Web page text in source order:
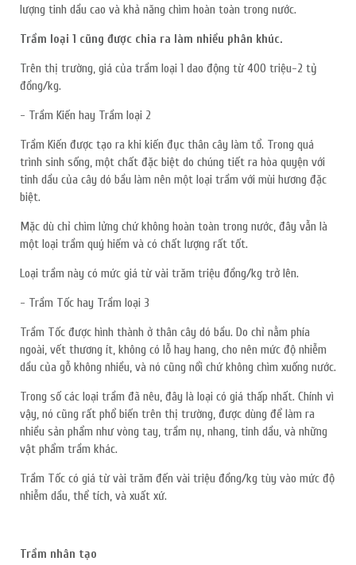
lượng tinh dầu cao và khả năng chìm hoàn toàn trong nước.
Trầm loại 1 cũng được chia ra làm nhiều phân khúc.
Trên thị trường, giá của trầm loại 1 dao động từ 400 triệu-2 tỷ
đồng/kg.
- Trầm Kiến hay Trầm loại 2
Trầm Kiến được tạo ra khi kiến đục thân cây làm tổ. Trong quá
trình sinh sống, một chất đặc biệt do chúng tiết ra hòa quyện với
tinh dầu của cây dó bầu làm nên một loại trầm với mùi hương đặc
biệt.
Mặc dù chỉ chìm lửng chứ không hoàn toàn trong nước, đây vẫn là
một loại trầm quý hiếm và có chất lượng rất tốt.
Loại trầm này có mức giá từ vài trăm triệu đồng/kg trở lên.
- Trầm Tốc hay Trầm loại 3
Trầm Tốc được hình thành ở thân cây dó bầu. Do chỉ nằm phía
ngoài, vết thương ít, không có lỗ hay hang, cho nên mức độ nhiễm
dầu của gỗ không nhiều, và nó cũng nổi chứ không chìm xuống nước.
Trong số các loại trầm đã nêu, đây là loại có giá thấp nhất. Chính vì
vậy, nó cũng rất phổ biến trên thị trường, được dùng để làm ra
nhiều sản phẩm như vòng tay, trầm nụ, nhang, tinh dầu, và những
vật phẩm trầm khác.
Trầm Tốc có giá từ vài trăm đến vài triệu đồng/kg tùy vào mức độ
nhiễm dầu, thể tích, và xuất xứ.
Trầm nhân tạo